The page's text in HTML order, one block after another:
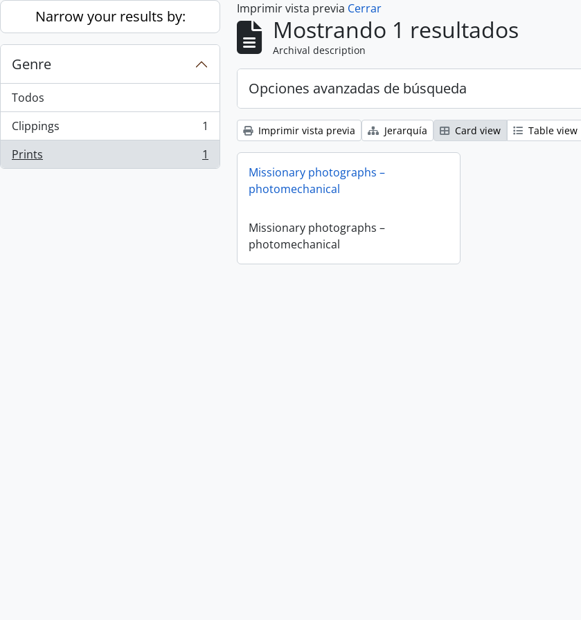
Skip to main content
Narrow your results by:
Genre
Todos
Clippings
, 1 resultados
1
Prints
, 1 resultados 1
Imprimir vista previa Cerrar
Mostrando 1 resultados
Archival description
Opciones avanzadas de búsqueda
Imprimir vista previa Jerarquía Card view Table view
Missionary photographs –
photomechanical
Missionary photographs –
photomechanical